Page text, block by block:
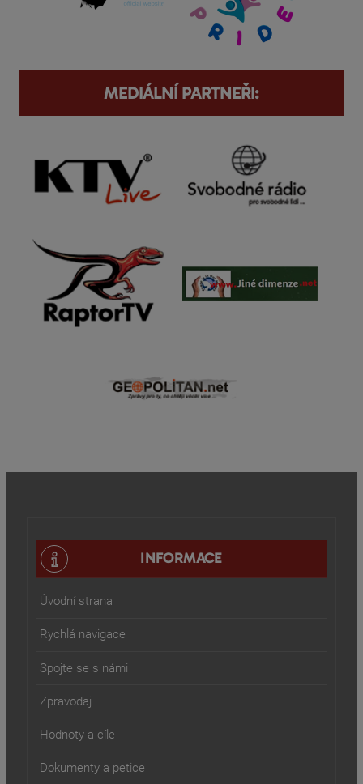
MEDIÁLNÍ PARTNEŘI:
INFORMACE
Úvodní strana
Rychlá navigace
Spojte se s námi
Zpravodaj
Hodnoty a cíle
Dokumenty a petice